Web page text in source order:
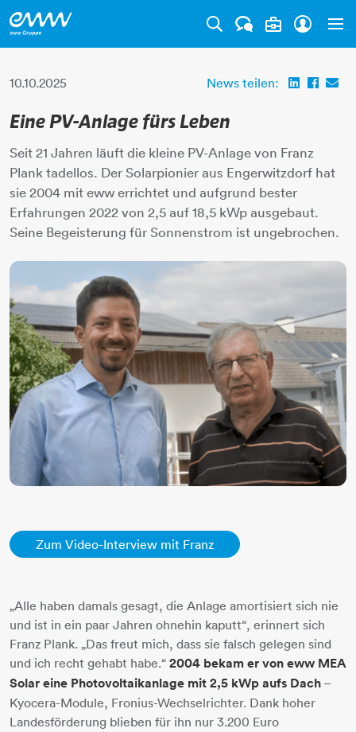
10.10.2025 News teilen:
Eine PV-Anlage fürs Leben
Seit 21 Jahren läuft die kleine PV-Anlage von Franz
Plank tadellos. Der Solarpionier aus Engerwitzdorf hat
sie 2004 mit eww errichtet und aufgrund bester
Erfahrungen 2022 von 2,5 auf 18,5 kWp ausgebaut.
Seine Begeisterung für Sonnenstrom ist ungebrochen.
Zum Video-Interview mit Franz
„Alle haben damals gesagt, die Anlage amortisiert sich nie
und ist in ein paar Jahren ohnehin kaputt“, erinnert sich
Franz Plank. „Das freut mich, dass sie falsch gelegen sind
und ich recht gehabt habe.“ 2004 bekam er von eww MEA
Solar eine Photovoltaikanlage mit 2,5 kWp aufs Dach –
Kyocera-Module, Fronius-Wechselrichter. Dank hoher
Landesförderung blieben für ihn nur 3.200 Euro